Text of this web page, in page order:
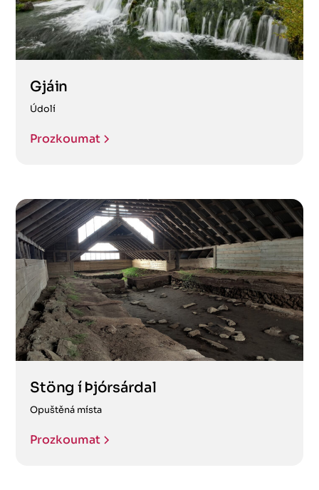
Gjáin
Údolí
Prozkoumat
Stöng í Þjórsárdal
Opuštěná místa
Prozkoumat